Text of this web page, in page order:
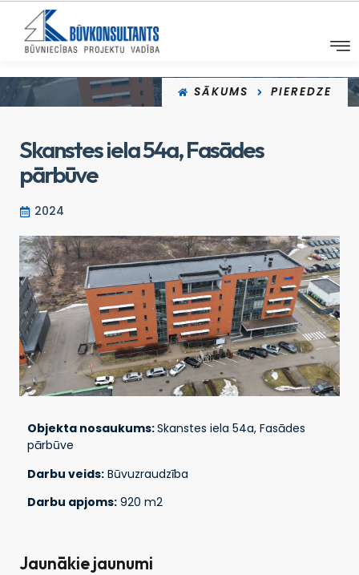
SĀKUMS PIEREDZE
Skanstes iela 54a, Fasādes
pārbūve
2024
Objekta nosaukums:Skanstes iela 54a, Fasādes
pārbūve
Darbu veids: Būvuzraudzība
Darbu apjoms: 920 m2
Jaunākie jaunumi